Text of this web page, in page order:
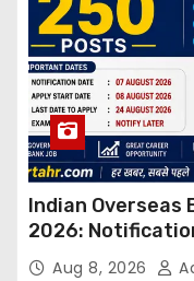
Indian Overseas
2026:
OnlineAug 8, 2026